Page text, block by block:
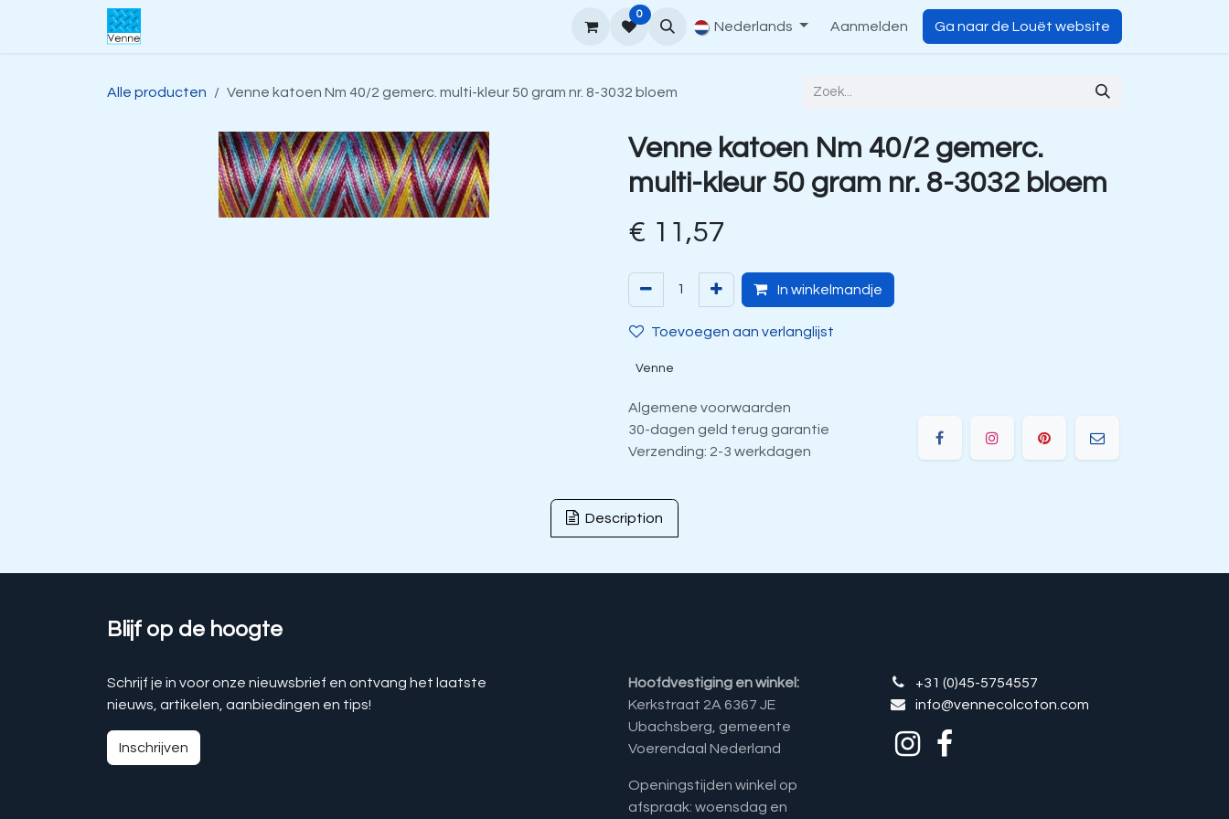
Overslaan naar inhoud
Hoe te bestellen Contact
0
Nederlands Aanmelden Ga naar de Louët website
Alle producten Venne katoen Nm 40/2 gemerc. multi-kleur 50 gram nr. 8-3032 bloem
Venne katoen Nm 40/2 gemerc.
multi-kleur 50 gram nr. 8-3032 bloem
€ 11,57
In winkelmandje
Toevoegen aan verlanglijst
Venne
Algemene voorwaarden
30-dagen geld terug garantie
Verzending: 2-3 werkdagen
Description
Blijf op de hoogte
Schrijf je in voor onze nieuwsbrief en ontvang het laatste
nieuws, artikelen, aanbiedingen en tips!
Inschrijven
Hoofdvestiging en winkel:
Kerkstraat 2A 6367 JE
Ubachsberg, gemeente
Voerendaal Nederland
Openingstijden winkel op
afspraak: woensdag en
+31 (0)45-5754557
info@vennecolcoton.com